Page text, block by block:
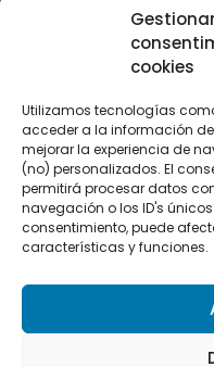
cookies
Utilizamos tecnologías
acceder a la información
mejorar la experiencia de
(no) personalizados. El
permitirá procesar datos
navegación o los ID's únicos
consentimiento, puede
características y funciones.
CONTACTO
+34 662 342 177
SÍGUENOS